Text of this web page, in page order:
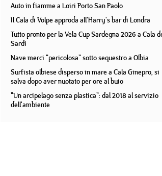
Auto in fiamme a Loiri Porto San Paolo
Il Cala di Volpe approda all'Harry's bar di Londra
Tutto pronto per la Vela Cup Sardegna 2026 a Cala
Sardi
Nave merci "pericolosa" sotto sequestro a Olbia
Surfista olbiese disperso in mare a Cala Ginepro, si
salva dopo aver nuotato per ore al buio
"Un arcipelago senza plastica": dal 2018 al servizio
dell'ambiente